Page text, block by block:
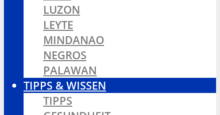
LUZON
LEYTE
MINDANAO
NEGROS
PALAWAN
TIPPS & WISSEN
TIPPS